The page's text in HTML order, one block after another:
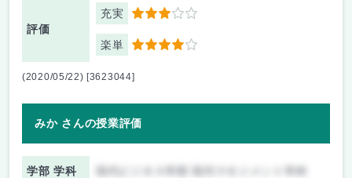
評価
充実 3
楽単 4
(2020/05/22) [3623044]
みか さんの授業評価
学部 学科